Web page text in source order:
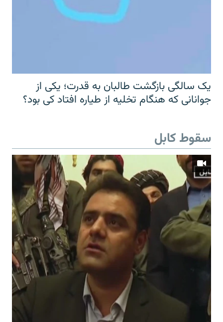
یک سالگی بازگشت طالبان به قدرت؛ یکی از
جوانانی که هنگام تخلیه از طیاره افتاد کی بود؟
سقوط کابل